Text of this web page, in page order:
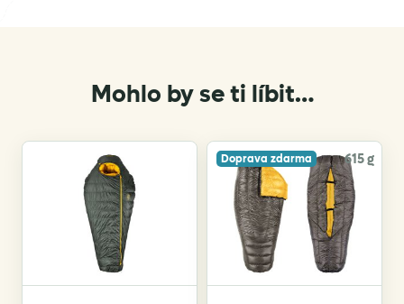
Mohlo by se ti líbit…
Doprava zdarma 615 g